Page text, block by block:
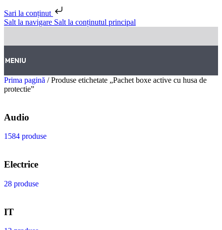
Sari la conținut
Salt la navigare Salt la conținutul principal
MENIU
Prima pagină / Produse etichetate „Pachet boxe active cu husa de
protectie”
Audio
1584 produse
Electrice
28 produse
IT